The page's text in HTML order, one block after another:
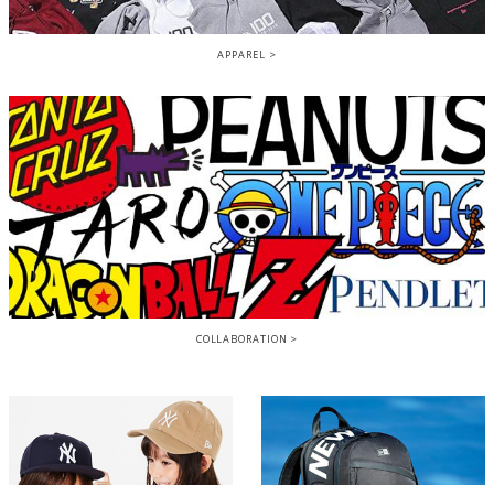
APPAREL
COLLABORATION